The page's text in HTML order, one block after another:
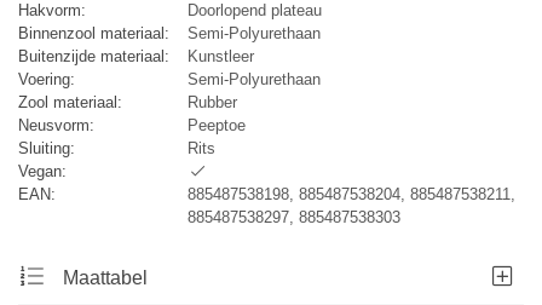
Hakvorm:
Doorlopend plateau
Binnenzool materiaal:
Semi-Polyurethaan
Buitenzijde materiaal:
Kunstleer
Voering:
Semi-Polyurethaan
Zool materiaal:
Rubber
Neusvorm:
Peeptoe
Sluiting:
Rits
Vegan:
EAN:
885487538198, 885487538204, 885487538211,
885487538297, 885487538303
Maattabel